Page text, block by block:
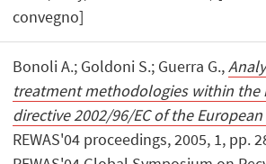
convegno]
Bonoli A.; Goldoni S.; Guerra G.,
treatment methodologies within the
directive 2002/96/EC of the
REWAS'04 proceedings, 2005, 1, pp.